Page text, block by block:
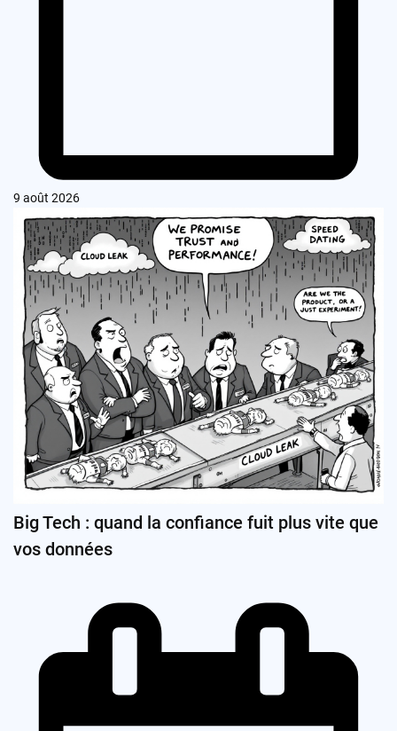
9 août 2026
Big Tech : quand la confiance fuit plus vite que
vos données